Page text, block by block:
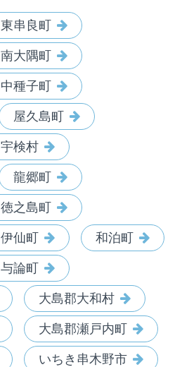
東串良町
南大隅町
中種子町
屋久島町
宇検村
龍郷町
徳之島町
伊仙町 和泊町
与論町
大島郡大和村
大島郡瀬戸内町
いちき串木野市